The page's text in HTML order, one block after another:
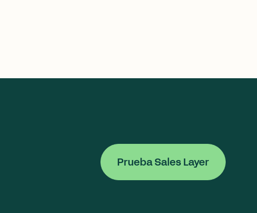
Prueba Sales Layer